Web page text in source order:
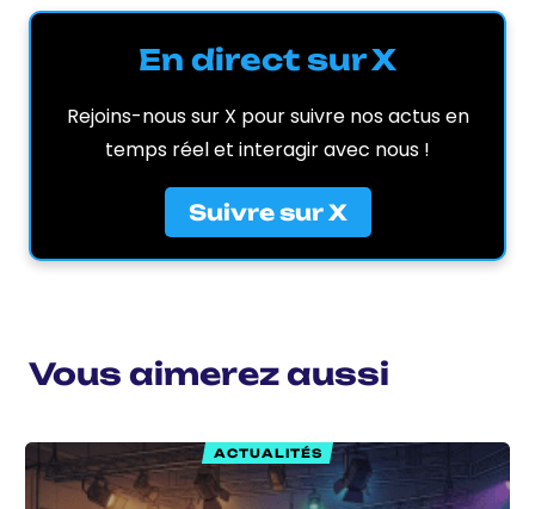
En direct sur X
Rejoins-nous sur X pour suivre nos actus en
temps réel et interagir avec nous !
Suivre sur X
Vous aimerez aussi
ACTUALITÉS